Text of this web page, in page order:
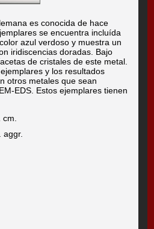
es conocida de hace
se encuentra incluída
azul verdoso y muestra un
iridiscencias doradas. Bajo
de cristales de este metal.
y los resultados
otros metales que sean
EDS. Estos ejemplares tienen
cm.
aggr.